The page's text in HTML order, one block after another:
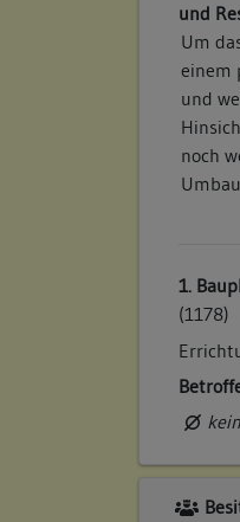
und
Um
einem
und
noch
1.
(1178)